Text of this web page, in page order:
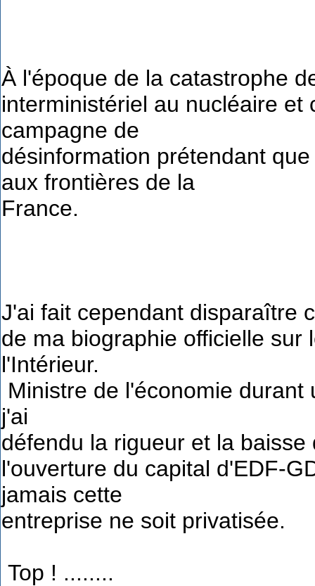
À l'époque de la catastrophe
interministériel au nucléaire
campagne de
désinformation prétendant
aux frontières de la
France.
J'ai fait cependant disparaître
de ma biographie officielle
l'Intérieur.
Ministre de l'économie
j'ai
défendu la rigueur et la
l'ouverture du capital d'EDF-
jamais cette
entreprise ne soit privatisée.
Top ! ........